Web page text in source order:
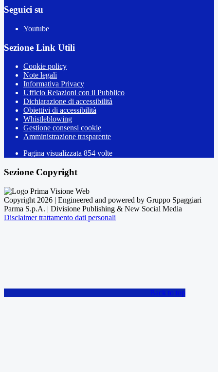
Seguici su
Youtube
Sezione Link Utili
Cookie policy
Note legali
Informativa Privacy
Ufficio Relazioni con il Pubblico
Dichiarazione di accessibilità
Obiettivi di accessibilità
Whistleblowing
Gestione consensi cookie
Amministrazione trasparente
Pagina visualizzata 854 volte
Sezione Copyright
Copyright 2026 | Engineered and powered by Gruppo Spaggiari
Parma S.p.A. | Divisione Publishing & New Social Media
Disclaimer trattamento dati personali
Back to top